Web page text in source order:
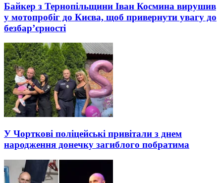
Байкер з Тернопільщини Іван Космина вирушив
у мотопробіг до Києва, щоб привернути увагу до
безбар’єрності
У Чорткові поліцейські привітали з днем
народження донечку загиблого побратима